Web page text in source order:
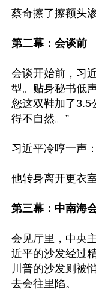
蔡奇擦了擦额头
第二幕：会谈前
会谈开始前，习
型。贴身秘书低
您这双鞋加了3.5
得不自然。”
习近平冷哼一声
他转身离开更衣
第三幕：中南海
会见厅里，中央
近平的沙发经过
川普的沙发则被
去会往里陷。